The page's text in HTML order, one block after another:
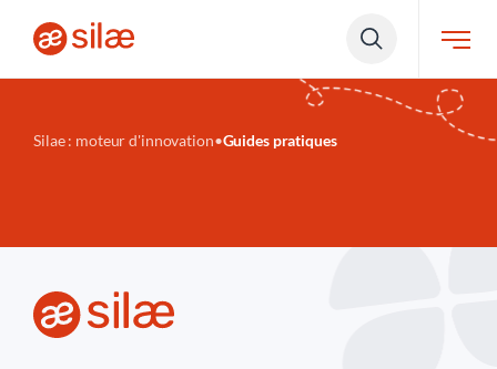
Silae : moteur d'innovation•Guides pratiques